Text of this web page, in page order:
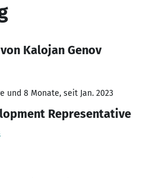
Kalojan Genov
und 8 Monate, seit Jan. 2023
Representative